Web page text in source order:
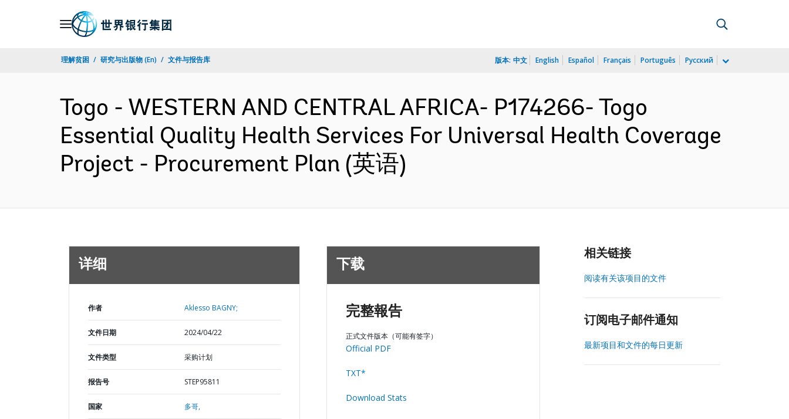
理解贫困 研究与出版物 (En) 文件与报告库 版本: 中文 English Español Français Português Русский
Togo - WESTERN AND CENTRAL AFRICA- P174266- Togo
Essential Quality Health Services For Universal Health Coverage
Project - Procurement Plan (英语)
详细
作者 Aklesso BAGNY;
文件日期 2024/04/22
文件类型 采购计划
报告号 STEP95811
国家 多哥,
下载
完整報告
正式文件版本（可能有签字）
Official PDF
TXT*
Download Stats
相关链接
阅读有关该项目的文件
订阅电子邮件通知
最新项目和文件的每日更新